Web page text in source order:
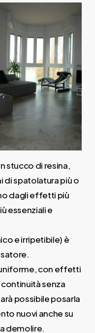
stucco di resina,
di spatolatura più o
dagli effetti più
essenziali e
e irripetibile) è
con effetti
senza
possibile posarla
nuovi anche su
demolire.